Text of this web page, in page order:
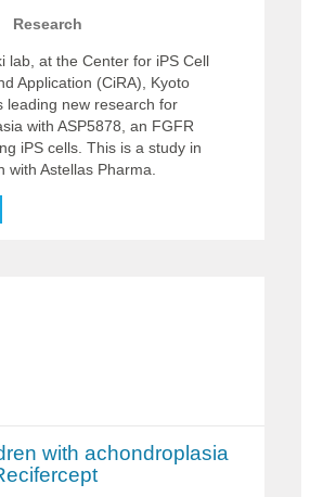
Research
lab, at the Center for iPS Cell
Application (CiRA), Kyoto
leading new research for
with ASP5878, an FGFR
iPS cells. This is a study in
with Astellas Pharma.
with achondroplasia